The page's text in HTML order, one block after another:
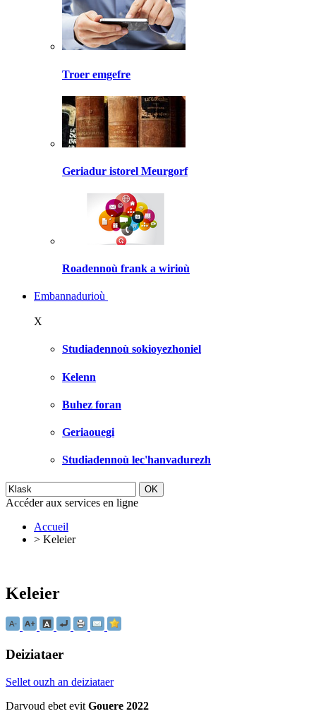
Troer emgefre
Geriadur istorel Meurgorf
Roadennoù frank a wirioù
Embannadurioù
X
Studiadennoù sokioyezhoniel
Kelenn
Buhez foran
Geriaouegi
Studiadennoù lec'hanvadurezh
Accéder aux services en ligne
Accueil
> Keleier
Keleier
Deiziataer
Sellet ouzh an deiziataer
Darvoud ebet evit Gouere 2022